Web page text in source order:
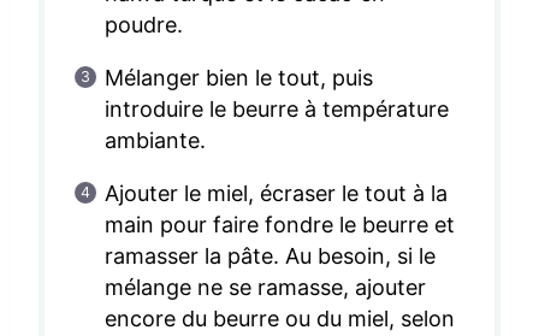
poudre.
Mélanger bien le tout, puis
introduire le beurre à température
ambiante.
Ajouter le miel, écraser le tout à la
main pour faire fondre le beurre et
ramasser la pâte. Au besoin, si le
mélange ne se ramasse, ajouter
encore du beurre ou du miel, selon